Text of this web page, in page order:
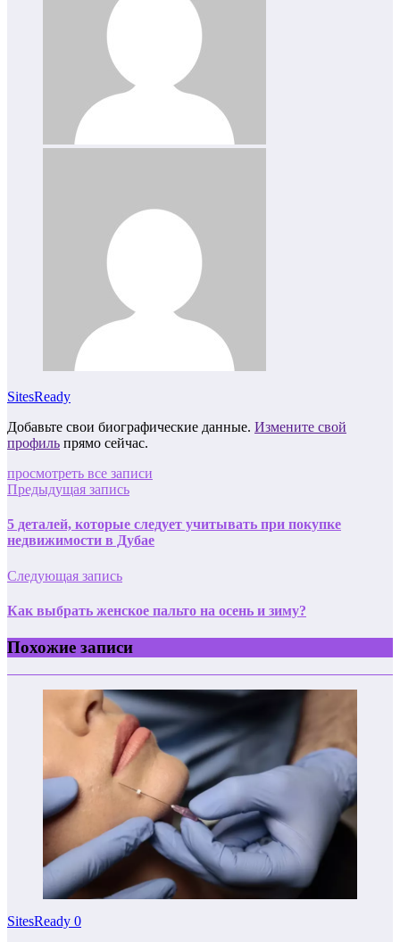
SitesReady
Добавьте свои биографические данные. Измените свой
профиль прямо сейчас.
просмотреть все записи
Предыдущая запись
5 деталей, которые следует учитывать при покупке
недвижимости в Дубае
Следующая запись
Как выбрать женское пальто на осень и зиму?
Похожие записи
SitesReady 0